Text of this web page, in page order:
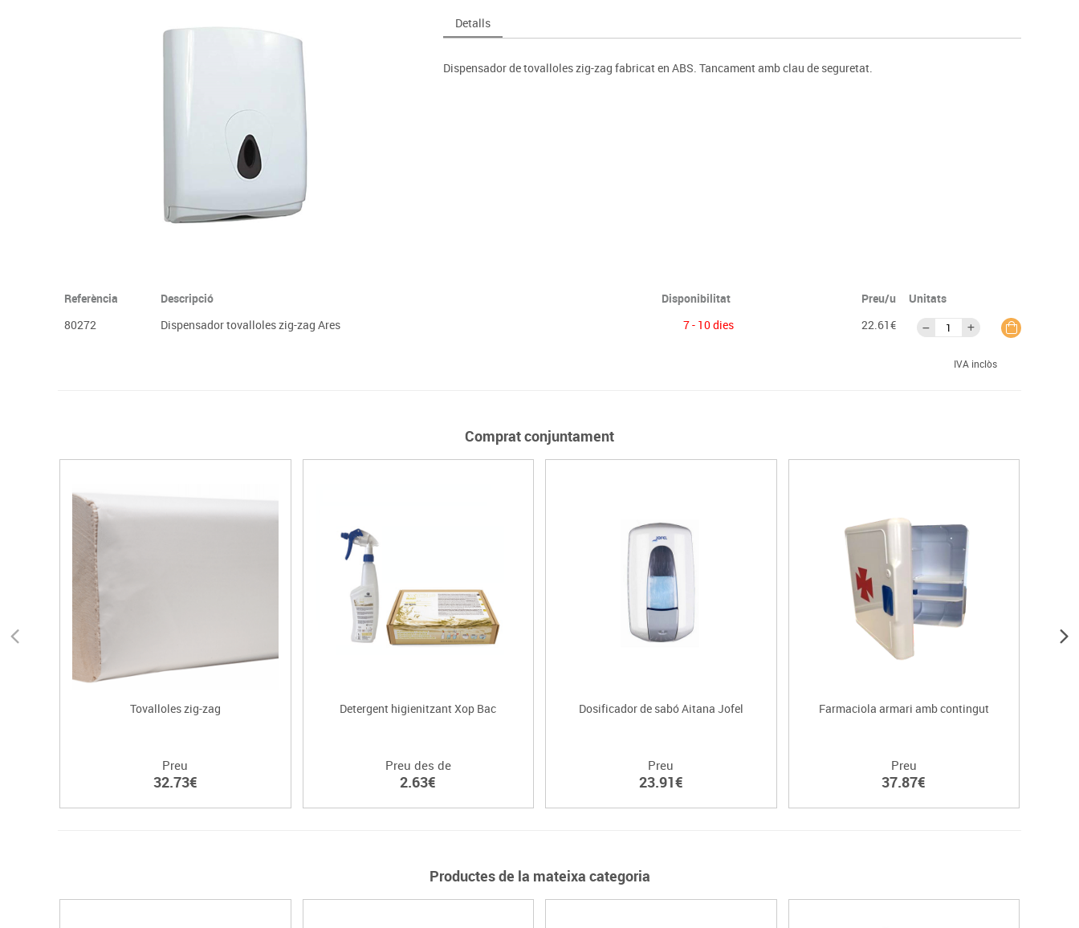
Plastificació, enquadernació i destrucció
Monitors interactius
Videoprojecció
Taules escolars, abatibles i polivalents
Entrenament
Esports raqueta
Gimnàstica rítmica
Detalls
Dispensador de tovalloles zig-zag fabricat en ABS. Tancament amb clau de seguretat.
Referència Descripció Disponibilitat Preu/u
Unitats
80272
Dispensador tovalloles zig-zag Ares 7 - 10 dies 22.61€
IVA inclòs
Comprat conjuntament
Tovalloles zig-zag
Preu
32.73€
Detergent higienitzant Xop Bac
Preu des de
2.63€
Dosificador de sabó Aitana Jofel
Preu
23.91€
Farmaciola armari amb contingut
Preu
37.87€
Productes de la mateixa categoria